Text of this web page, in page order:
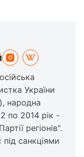
України
народна
по 2014 рік -
регіонів".
санкціями